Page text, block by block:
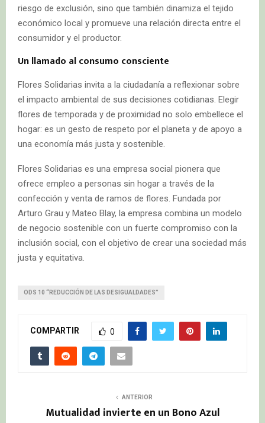
riesgo de exclusión, sino que también dinamiza el tejido
económico local y promueve una relación directa entre el
consumidor y el productor.
Un llamado al consumo consciente
Flores Solidarias invita a la ciudadanía a reflexionar sobre
el impacto ambiental de sus decisiones cotidianas. Elegir
flores de temporada y de proximidad no solo embellece el
hogar: es un gesto de respeto por el planeta y de apoyo a
una economía más justa y sostenible.
Flores Solidarias es una empresa social pionera que
ofrece empleo a personas sin hogar a través de la
confección y venta de ramos de flores. Fundada por
Arturo Grau y Mateo Blay, la empresa combina un modelo
de negocio sostenible con un fuerte compromiso con la
inclusión social, con el objetivo de crear una sociedad más
justa y equitativa.
ODS 10 “REDUCCIÓN DE LAS DESIGUALDADES”
COMPARTIR 0
ANTERIOR
Mutualidad invierte en un Bono Azul